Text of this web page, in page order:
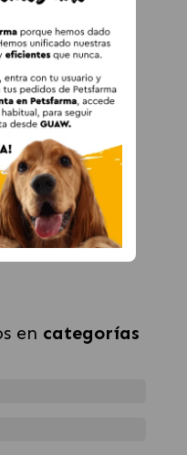
en categorías